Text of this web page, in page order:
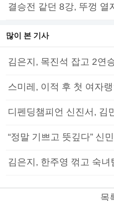
결승전 같던 8강, 뚜껑 열
많이 본 기사
김은지, 목진석 잡고 2연
스미레, 이적 후 첫 여자랭
디펜딩챔피언 신진서, 김
“정말 기쁘고 뜻깊다” 신
김은지, 한주영 꺾고 숙
목